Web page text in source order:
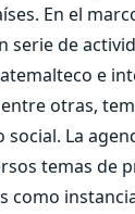
En el
serie de
e
otras,
La
temas de
como